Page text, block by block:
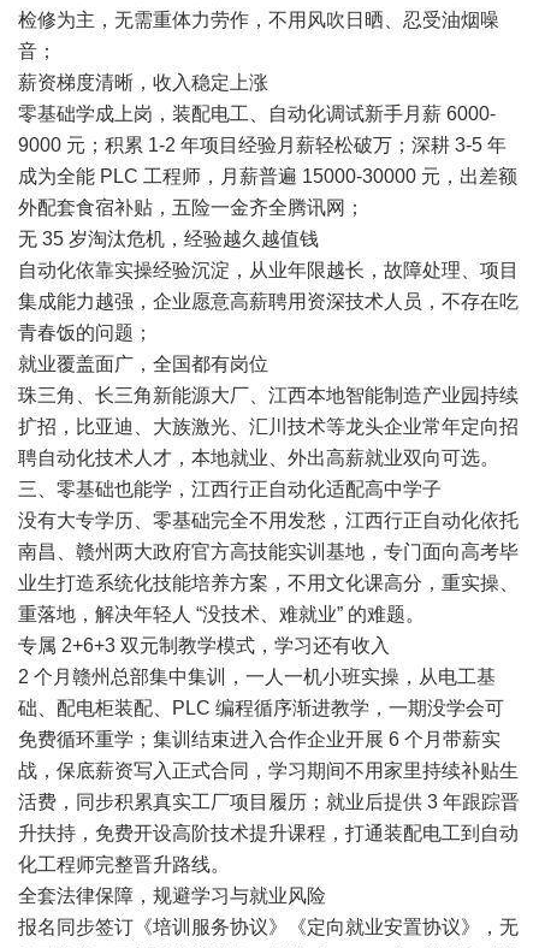
检修为主，无需重体力劳作，不用风吹日晒、忍受油烟噪
音；
薪资梯度清晰，收入稳定上涨
零基础学成上岗，装配电工、自动化调试新手月薪 6000-
9000 元；积累 1-2 年项目经验月薪轻松破万；深耕 3-5 年
成为全能 PLC 工程师，月薪普遍 15000-30000 元，出差额
外配套食宿补贴，五险一金齐全腾讯网；
无 35 岁淘汰危机，经验越久越值钱
自动化依靠实操经验沉淀，从业年限越长，故障处理、项目
集成能力越强，企业愿意高薪聘用资深技术人员，不存在吃
青春饭的问题；
就业覆盖面广，全国都有岗位
珠三角、长三角新能源大厂、江西本地智能制造产业园持续
扩招，比亚迪、大族激光、汇川技术等龙头企业常年定向招
聘自动化技术人才，本地就业、外出高薪就业双向可选。
三、零基础也能学，江西行正自动化适配高中学子
没有大专学历、零基础完全不用发愁，江西行正自动化依托
南昌、赣州两大政府官方高技能实训基地，专门面向高考毕
业生打造系统化技能培养方案，不用文化课高分，重实操、
重落地，解决年轻人 “没技术、难就业” 的难题。
专属 2+6+3 双元制教学模式，学习还有收入
2 个月赣州总部集中集训，一人一机小班实操，从电工基
础、配电柜装配、PLC 编程循序渐进教学，一期没学会可
免费循环重学；集训结束进入合作企业开展 6 个月带薪实
战，保底薪资写入正式合同，学习期间不用家里持续补贴生
活费，同步积累真实工厂项目履历；就业后提供 3 年跟踪晋
升扶持，免费开设高阶技术提升课程，打通装配电工到自动
化工程师完整晋升路线。
全套法律保障，规避学习与就业风险
报名同步签订《培训服务协议》《定向就业安置协议》，无